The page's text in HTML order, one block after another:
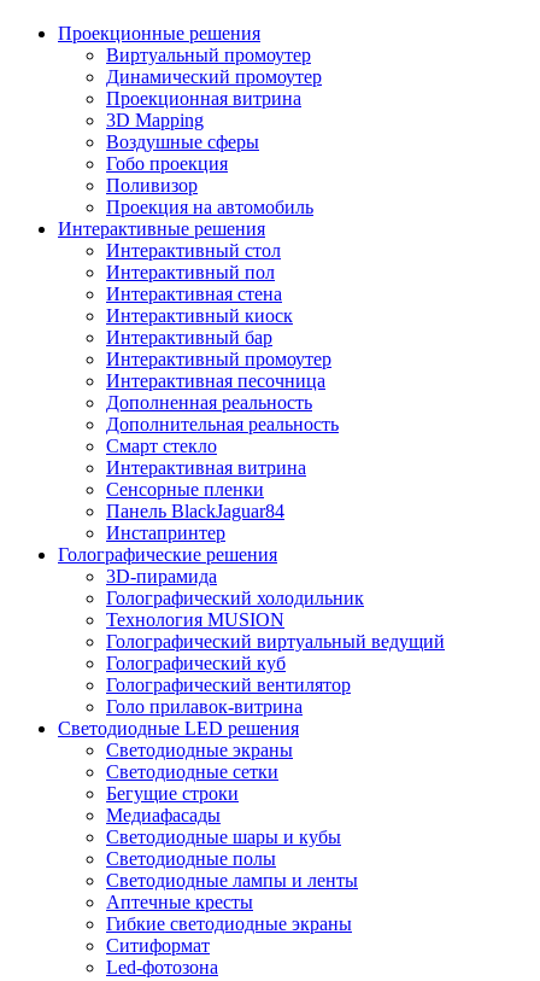
Проекционные решения
Виртуальный промоутер
Динамический промоутер
Проекционная витрина
3D Mapping
Воздушные сферы
Гобо проекция
Поливизор
Проекция на автомобиль
Интерактивные решения
Интерактивный стол
Интерактивный пол
Интерактивная стена
Интерактивный киоск
Интерактивный бар
Интерактивный промоутер
Интерактивная песочница
Дополненная реальность
Дополнительная реальность
Смарт стекло
Интерактивная витрина
Сенсорные пленки
Панель BlackJaguar84
Инстапринтер
Голографические решения
3D-пирамида
Голографический холодильник
Технология MUSION
Голографический виртуальный ведущий
Голографический куб
Голографический вентилятор
Голо прилавок-витрина
Светодиодные LED решения
Светодиодные экраны
Светодиодные сетки
Бегущие строки
Медиафасады
Светодиодные шары и кубы
Светодиодные полы
Светодиодные лампы и ленты
Аптечные кресты
Гибкие светодиодные экраны
Ситиформат
Led-фотозона